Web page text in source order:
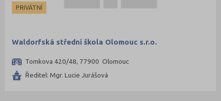
PRIVÁTNÍ
Waldorfská střední škola Olomouc s.r.o.
Tomkova 420/48, 77900 Olomouc
Ředitel: Mgr. Lucie Jurášová